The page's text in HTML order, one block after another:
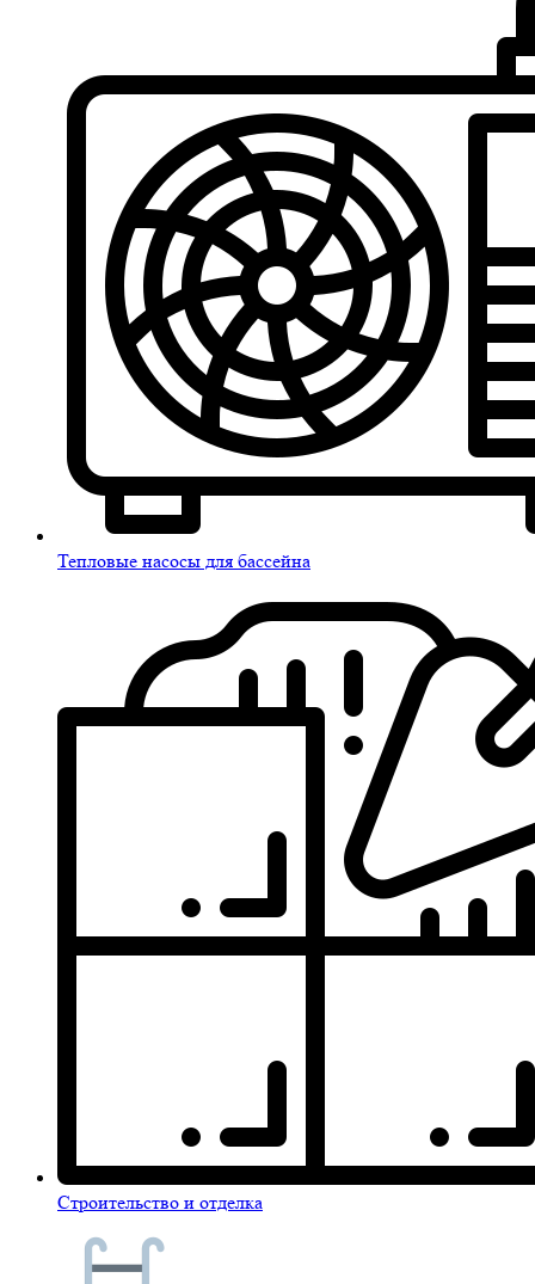
Тепловые насосы для бассейна
Строительство и отделка